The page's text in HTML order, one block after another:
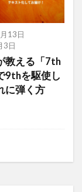
13日
3日
教える「7th
9thを駆使し
に弾く方